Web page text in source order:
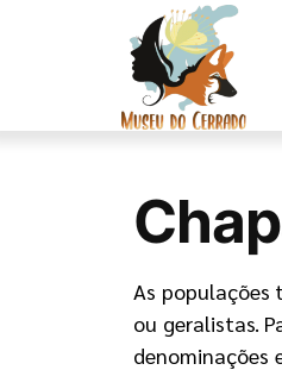
As populações
ou geralistas.
denominações